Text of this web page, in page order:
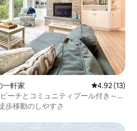
一軒家 レビュー13
4.92 (13)
ーチとコミュニティプール付き～ゲ
歩移動のしやすさ